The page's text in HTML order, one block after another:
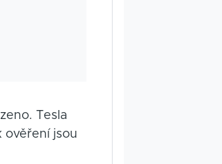
Tesla
ověření jsou